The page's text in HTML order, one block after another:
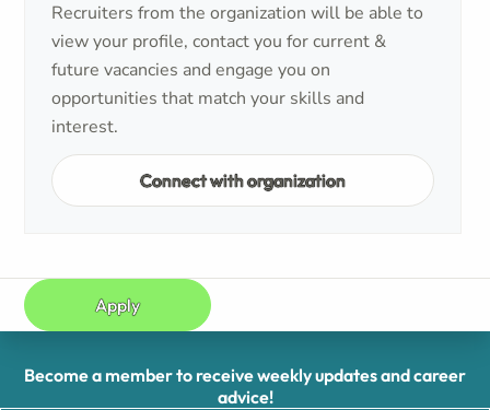
Recruiters from the organization will be able to
view your profile, contact you for current &
future vacancies and engage you on
opportunities that match your skills and
interest.
Connect with organization
Apply
Become a member to receive weekly updates and career
advice!